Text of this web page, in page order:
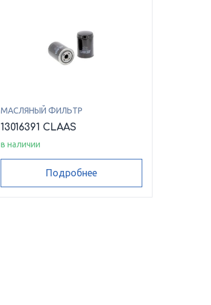
МАСЛЯНЫЙ ФИЛЬТР
13016391 CLAAS
в наличии
Подробнее